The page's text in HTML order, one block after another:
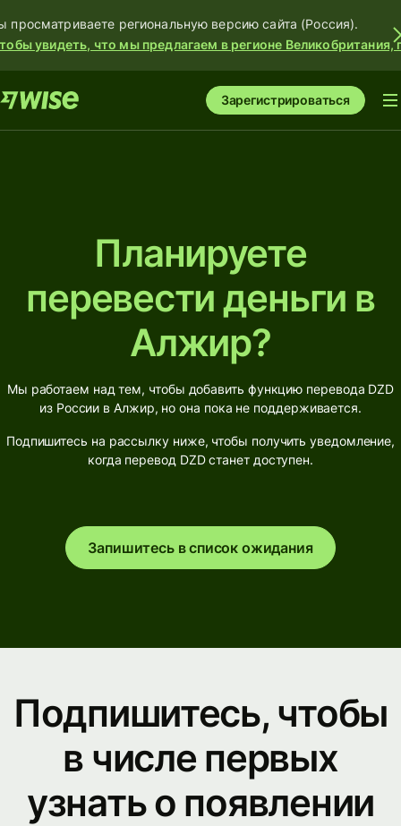
просматриваете региональную версию сайта (Россия).
увидеть, что мы предлагаем в регионе Великобритания,
Зарегистрироваться
Планируете
перевести деньги в
Алжир?
Мы работаем над тем, чтобы добавить функцию перевода DZD
из России в Алжир, но она пока не поддерживается.
Подпишитесь на рассылку ниже, чтобы получить уведомление,
когда перевод DZD станет доступен.
Запишитесь в список ожидания
Подпишитесь, чтобы
в числе первых
узнать о появлении